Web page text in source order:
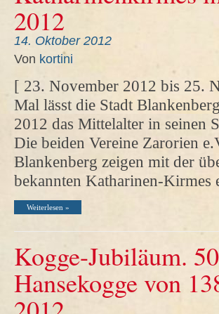
2012
14. Oktober 2012
Von kortini
[ 23. November 2012 bis 25.
Mal lässt die Stadt
2012 das Mittelalter in seinen
Die beiden Vereine Zarorien
Blankenberg zeigen mit der
bekannten Katharinen-Kirmes
Weiterlesen »
Kogge-Jubiläum.
Hansekogge von